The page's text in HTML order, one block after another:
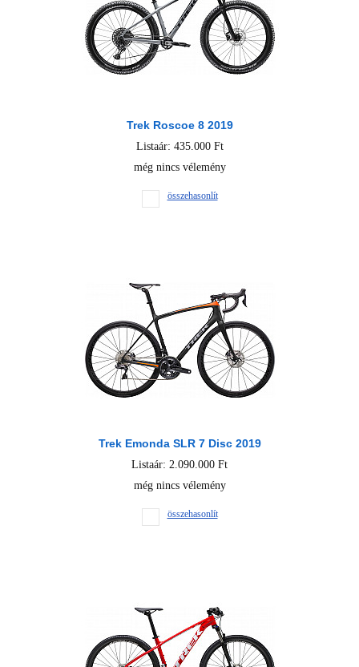
Trek Roscoe 8 2019
Listaár: 435.000 Ft
még nincs vélemény
összehasonlít
Trek Emonda SLR 7 Disc 2019
Listaár: 2.090.000 Ft
még nincs vélemény
összehasonlít